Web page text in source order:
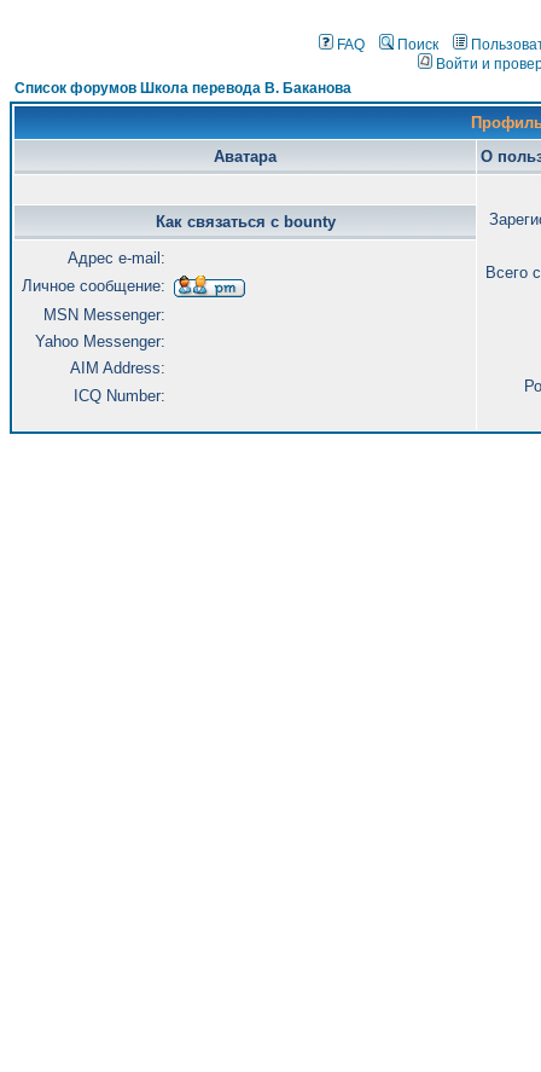
FAQ Поиск
Войти и
Список форумов Школа перевода В. Баканова
Аватара
О
Всего
Как связаться с bounty
Адрес e-mail:
Личное сообщение:
MSN Messenger:
Yahoo Messenger:
AIM Address:
ICQ Number: